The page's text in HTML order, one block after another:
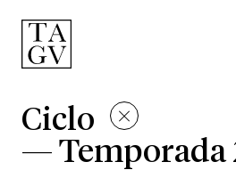
Ciclo
— Temporada